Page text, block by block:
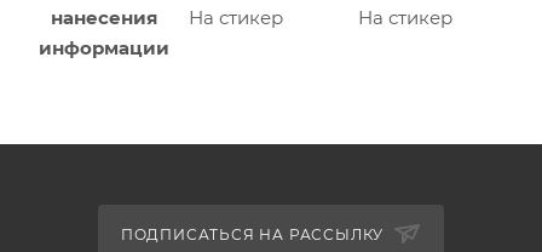
нанесения
информации
На стикер На стикер
ПОДПИСАТЬСЯ НА РАССЫЛКУ